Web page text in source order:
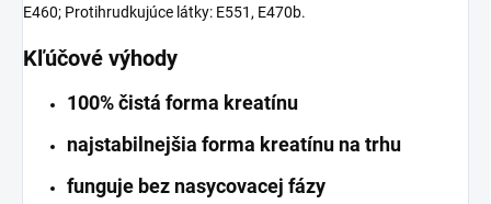
E460; Protihrudkujúce látky: E551, E470b.
Kľúčové výhody
100% čistá forma kreatínu
najstabilnejšia forma kreatínu na trhu
funguje bez nasycovacej fázy